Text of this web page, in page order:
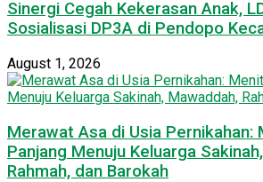
Sinergi Cegah Kekerasan Anak,
Sosialisasi DP3A di Pendopo
August 1, 2026
Merawat Asa di Usia Pernikahan:
Panjang Menuju Keluarga
Rahmah, dan Barokah